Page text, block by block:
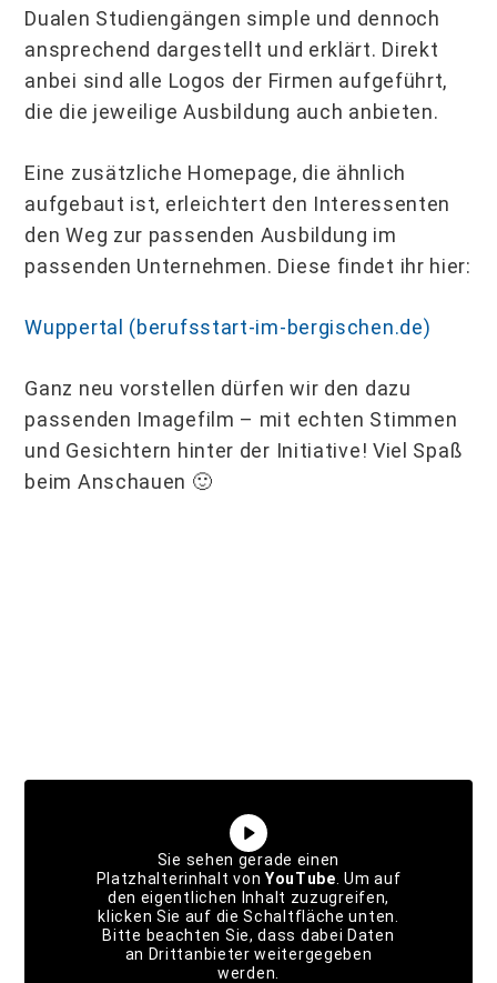
Dualen Studiengängen simple und dennoch
ansprechend dargestellt und erklärt. Direkt
anbei sind alle Logos der Firmen aufgeführt,
die die jeweilige Ausbildung auch anbieten.
Eine zusätzliche Homepage, die ähnlich
aufgebaut ist, erleichtert den Interessenten
den Weg zur passenden Ausbildung im
passenden Unternehmen. Diese findet ihr hier:
Wuppertal (berufsstart-im-bergischen.de)
Ganz neu vorstellen dürfen wir den dazu
passenden Imagefilm – mit echten Stimmen
und Gesichtern hinter der Initiative! Viel Spaß
beim Anschauen 🙂
Sie sehen gerade einen
Platzhalterinhalt von YouTube . Um auf
den eigentlichen Inhalt zuzugreifen,
klicken Sie auf die Schaltfläche unten.
Bitte beachten Sie, dass dabei Daten
an Drittanbieter weitergegeben
werden.